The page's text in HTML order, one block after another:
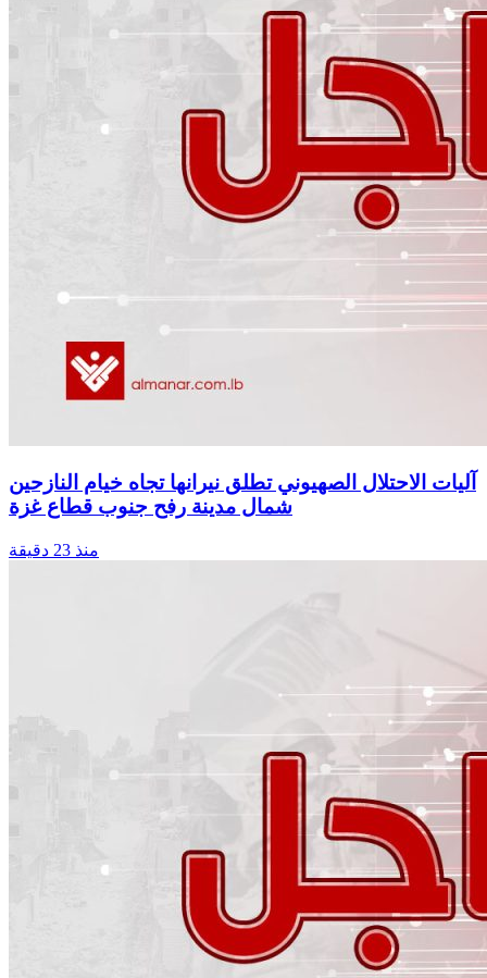
آليات الاحتلال الصهيوني تطلق نيرانها تجاه خيام النازحين
شمال مدينة رفح جنوب قطاع غزة
منذ 23 دقيقة